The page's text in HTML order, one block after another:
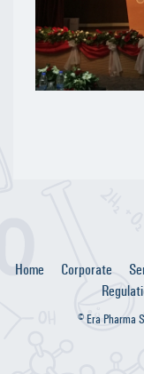
Home Corporate
© Era Pharma